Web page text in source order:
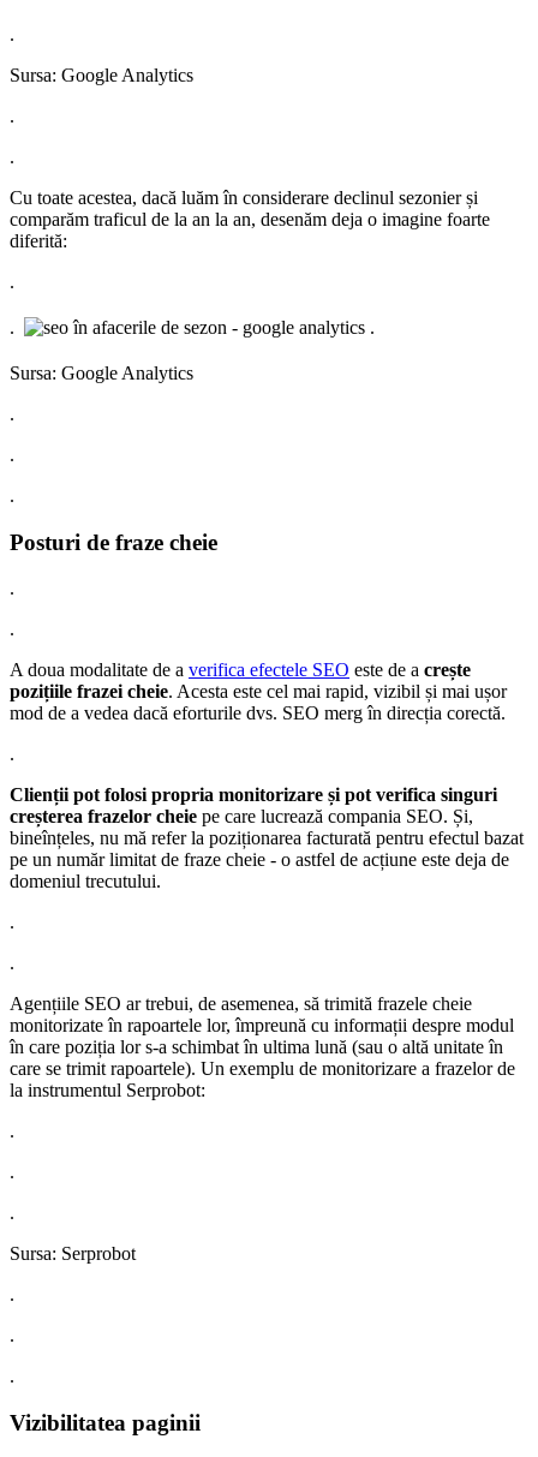
.
Sursa: Google Analytics
.
.
Cu toate acestea, dacă luăm în considerare declinul sezonier și
comparăm traficul de la an la an, desenăm deja o imagine foarte
diferită:
.
. .
Sursa: Google Analytics
.
.
.
Posturi de fraze cheie
.
.
A doua modalitate de a verifica efectele SEO este de a crește
pozițiile frazei cheie. Acesta este cel mai rapid, vizibil și mai ușor
mod de a vedea dacă eforturile dvs. SEO merg în direcția corectă.
.
Clienții pot folosi propria monitorizare și pot verifica singuri
creșterea frazelor cheie pe care lucrează compania SEO. Și,
bineînțeles, nu mă refer la poziționarea facturată pentru efectul bazat
pe un număr limitat de fraze cheie - o astfel de acțiune este deja de
domeniul trecutului.
.
.
Agențiile SEO ar trebui, de asemenea, să trimită frazele cheie
monitorizate în rapoartele lor, împreună cu informații despre modul
în care poziția lor s-a schimbat în ultima lună (sau o altă unitate în
care se trimit rapoartele). Un exemplu de monitorizare a frazelor de
la instrumentul Serprobot:
.
.
.
Sursa: Serprobot
.
.
.
Vizibilitatea paginii